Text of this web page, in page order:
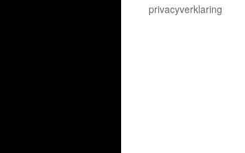
privacyverklaring